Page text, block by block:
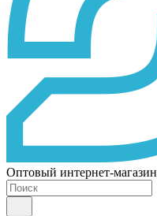
Оптовый интернет-магазин